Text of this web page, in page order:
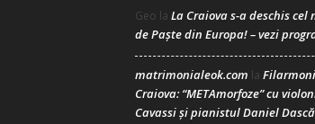
Geo la La Craiova s-a deschis
de Paște din Europa! – vezi
matrimonialeok.com la
Craiova: “METAmorfoze” cu
Cavassi și pianistul Daniel